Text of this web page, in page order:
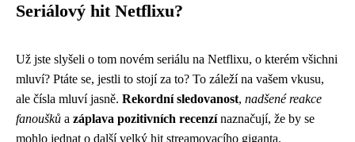
Seriálový hit Netflixu?
Už jste slyšeli o tom novém seriálu na Netflixu, o kterém všichni
mluví? Ptáte se, jestli to stojí za to? To záleží na vašem vkusu,
ale čísla mluví jasně. Rekordní sledovanost, nadšené reakce
fanoušků a záplava pozitivních recenzínaznačují, že by se
mohlo jednat o další velký hit streamovacího giganta.